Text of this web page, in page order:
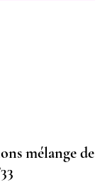
mélange de